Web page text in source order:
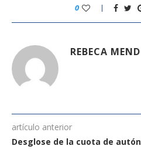
0
REBECA
artículo anterior
Desglose de la cuota de